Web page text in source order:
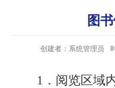
图
创建者：系统管理员
1 ．阅览区域